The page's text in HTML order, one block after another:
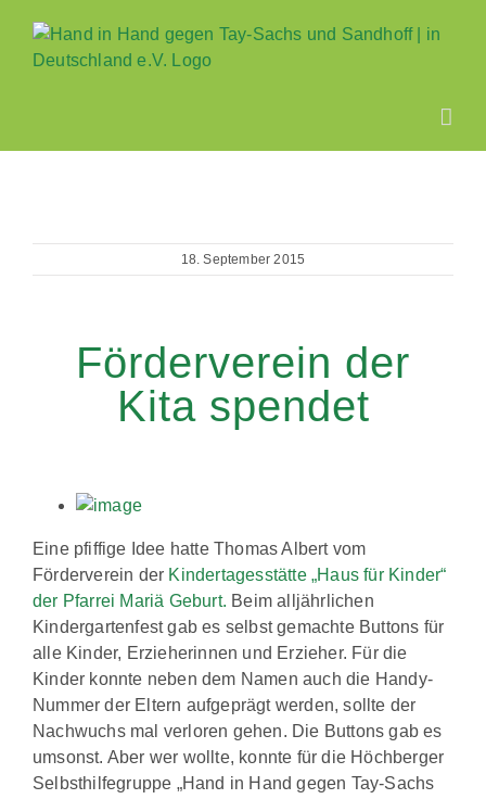
Inhalt
springen
18. September 2015
Förderverein der
Kita spendet
Eine pfiffige Idee hatte Thomas Albert vom
Förderverein der Kindertagesstätte „Haus für Kinder“
der Pfarrei Mariä Geburt. Beim alljährlichen
Kindergartenfest gab es selbst gemachte Buttons für
alle Kinder, Erzieherinnen und Erzieher. Für die
Kinder konnte neben dem Namen auch die Handy-
Nummer der Eltern aufgeprägt werden, sollte der
Nachwuchs mal verloren gehen. Die Buttons gab es
umsonst. Aber wer wollte, konnte für die Höchberger
Selbsthilfegruppe „Hand in Hand gegen Tay-Sachs